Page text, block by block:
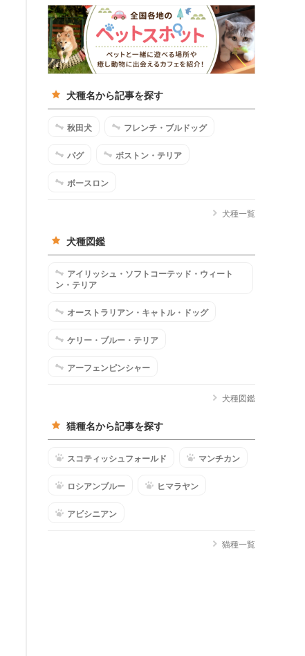
犬種名から記事を探す
秋田犬 フレンチ・ブルドッグ
パグ ボストン・テリア
ボースロン
犬種一覧
犬種図鑑
アイリッシュ・ソフトコーテッド・ウィート
ン・テリア
オーストラリアン・キャトル・ドッグ
ケリー・ブルー・テリア
アーフェンピンシャー
犬種図鑑
猫種名から記事を探す
スコティッシュフォールド マンチカン
ロシアンブルー ヒマラヤン
アビシニアン
猫種一覧